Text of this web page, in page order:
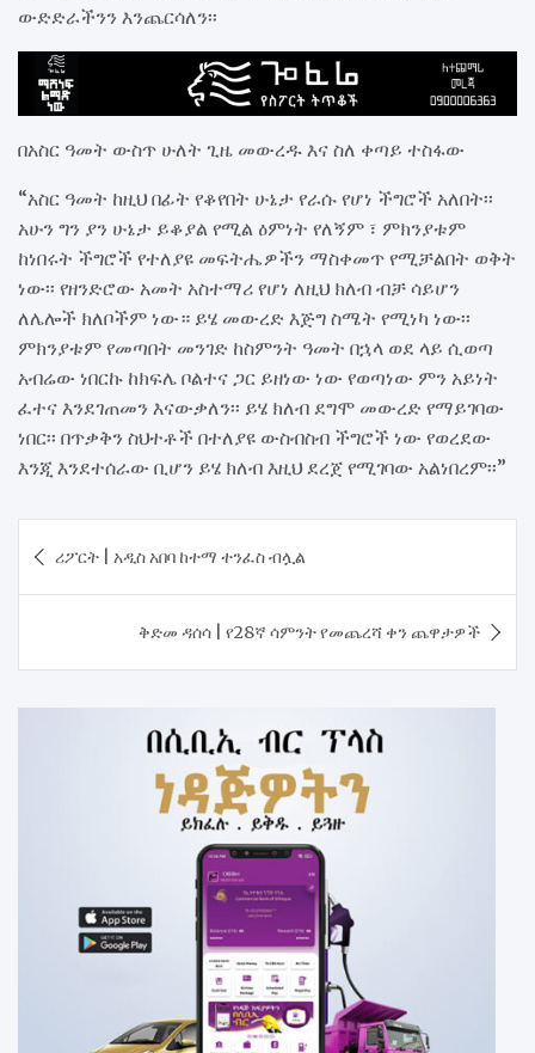
ውድድራችንን እንጨርሳለን፡፡
በአስር ዓመት ውስጥ ሁለት ጊዜ መውረዱ እና ስለ ቀጣይ ተስፋው
“አስር ዓመት ከዚህ በፊት የቆየበት ሁኔታ የራሱ የሆነ ችግሮች አለበት፡፡
አሁን ግን ያን ሁኔታ ይቆያል የሚል ዕምነት የለኝም ፣ ምክንያቱም
ከነበሩት ችግሮች የተለያዩ መፍትሔዎችን ማስቀመጥ የሚቻልበት ወቅት
ነው፡፡ የዘንድሮው አመት አስተማሪ የሆነ ለዚህ ክለብ ብቻ ሳይሆን
ለሌሎች ክለቦችም ነው። ይሄ መውረድ እጅግ ስሜት የሚነካ ነው፡፡
ምክንያቱም የመጣበት መንገድ ከስምንት ዓመት በኋላ ወደ ላይ ሲወጣ
አብሬው ነበርኩ ከክፍሌ ቦልተና ጋር ይዘነው ነው የወጣነው ምን አይነት
ፈተና እንደገጠመን እናውቃለን፡፡ ይሄ ክለብ ደግሞ መውረድ የማይገባው
ነበር፡፡ በጥቃቅን ስህተቶች በተለያዩ ውስብስብ ችግሮች ነው የወረደው
እንጂ እንደተሰራው ቢሆን ይሄ ክለብ እዚህ ደረጀ የሚገባው አልነበረም፡፡”
navigation
ሪፖርት | አዲስ አበባ ከተማ ተንፈስ ብሏል
ቅድመ ዳሰሳ | የ28ኛ ሳምንት የመጨረሻ ቀን ጨዋታዎች